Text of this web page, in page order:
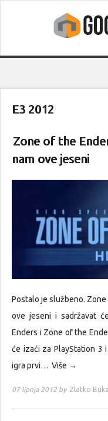
E3 2012
Zone of the
nam ove jeseni
Postalo je službeno.
ove jeseni i sadržavat
Enders i Zone of the
će izaći za PlayStation 3
igra prvi… Više →
07 lipnja 2012 by Zlatko